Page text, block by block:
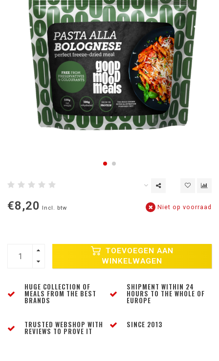
€8,20 Incl. btw Niet op voorraad
TOEVOEGEN AAN
WINKELWAGEN
HUGE COLLECTION OF
MEALS FROM THE BEST
BRANDS
SHIPMENT WITHIN 24
HOURS TO THE WHOLE OF
EUROPE
TRUSTED WEBSHOP WITH
REVIEWS TO PROVE IT
SINCE 2013